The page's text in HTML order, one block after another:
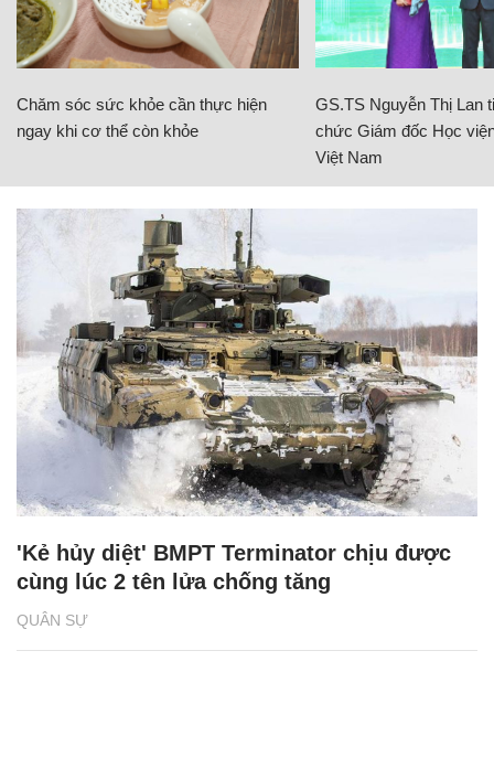
Chăm sóc sức khỏe cần thực hiện
ngay khi cơ thể còn khỏe
GS.TS Nguyễn Thị Lan
chức Giám đốc Học
Việt Nam
QUÂN SỰ
'Kẻ hủy diệt' BMPT Terminator chịu được
cùng lúc 2 tên lửa chống tăng